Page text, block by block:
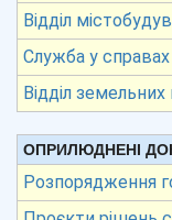
Відділ
Служба у справах
Відділ земельних
ОПРИЛЮДНЕНІ
Розпорядження